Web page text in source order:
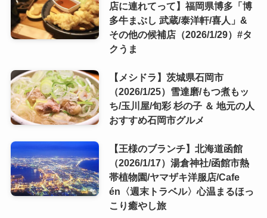
店に連れてって】福岡県博多「博
多牛まぶし 武蔵/泰洋軒/喜人」&
その他の候補店（2026/1/29）#タ
クうま
【メシドラ】茨城県石岡市
（2026/1/25）雪達磨/もつ煮もッ
ち/玉川屋/旬彩 杉の子 ＆ 地元の人
おすすめ石岡市グルメ
【王様のブランチ】北海道函館
（2026/1/17）湯倉神社/函館市熱
帯植物園/ヤマザキ洋服店/Cafe
én〈週末トラベル〉心温まるほっ
こり癒やし旅